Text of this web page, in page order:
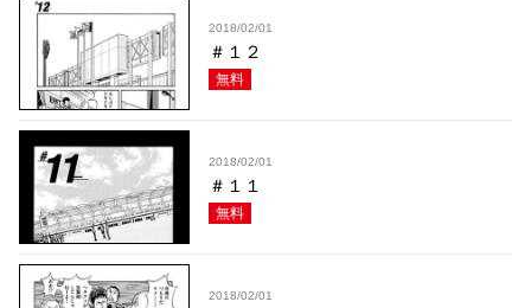
2018/02/01
＃１２
無料
2018/02/01
＃１１
無料
2018/02/01